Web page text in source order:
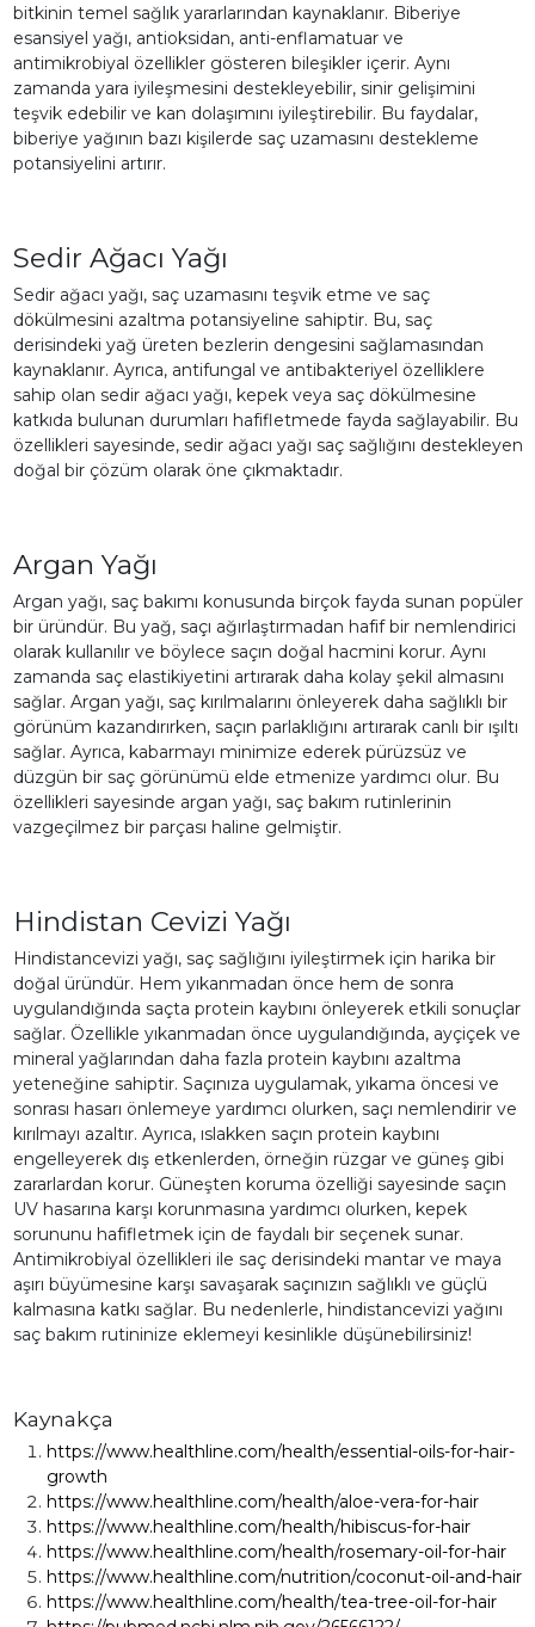
bitkinin temel sağlık yararlarından kaynaklanır. Biberiye
esansiyel yağı, antioksidan, anti-enflamatuar ve
antimikrobiyal özellikler gösteren bileşikler içerir. Aynı
zamanda yara iyileşmesini destekleyebilir, sinir gelişimini
teşvik edebilir ve kan dolaşımını iyileştirebilir. Bu faydalar,
biberiye yağının bazı kişilerde saç uzamasını destekleme
potansiyelini artırır.
Sedir Ağacı Yağı
Sedir ağacı yağı, saç uzamasını teşvik etme ve saç
dökülmesini azaltma potansiyeline sahiptir. Bu, saç
derisindeki yağ üreten bezlerin dengesini sağlamasından
kaynaklanır. Ayrıca, antifungal ve antibakteriyel özelliklere
sahip olan sedir ağacı yağı, kepek veya saç dökülmesine
katkıda bulunan durumları hafifletmede fayda sağlayabilir. Bu
özellikleri sayesinde, sedir ağacı yağı saç sağlığını destekleyen
doğal bir çözüm olarak öne çıkmaktadır.
Argan Yağı
Argan yağı, saç bakımı konusunda birçok fayda sunan popüler
bir üründür. Bu yağ, saçı ağırlaştırmadan hafif bir nemlendirici
olarak kullanılır ve böylece saçın doğal hacmini korur. Aynı
zamanda saç elastikiyetini artırarak daha kolay şekil almasını
sağlar. Argan yağı, saç kırılmalarını önleyerek daha sağlıklı bir
görünüm kazandırırken, saçın parlaklığını artırarak canlı bir ışıltı
sağlar. Ayrıca, kabarmayı minimize ederek pürüzsüz ve
düzgün bir saç görünümü elde etmenize yardımcı olur. Bu
özellikleri sayesinde argan yağı, saç bakım rutinlerinin
vazgeçilmez bir parçası haline gelmiştir.
Hindistan Cevizi Yağı
Hindistancevizi yağı, saç sağlığını iyileştirmek için harika bir
doğal üründür. Hem yıkanmadan önce hem de sonra
uygulandığında saçta protein kaybını önleyerek etkili sonuçlar
sağlar. Özellikle yıkanmadan önce uygulandığında, ayçiçek ve
mineral yağlarından daha fazla protein kaybını azaltma
yeteneğine sahiptir. Saçınıza uygulamak, yıkama öncesi ve
sonrası hasarı önlemeye yardımcı olurken, saçı nemlendirir ve
kırılmayı azaltır. Ayrıca, ıslakken saçın protein kaybını
engelleyerek dış etkenlerden, örneğin rüzgar ve güneş gibi
zararlardan korur. Güneşten koruma özelliği sayesinde saçın
UV hasarına karşı korunmasına yardımcı olurken, kepek
sorununu hafifletmek için de faydalı bir seçenek sunar.
Antimikrobiyal özellikleri ile saç derisindeki mantar ve maya
aşırı büyümesine karşı savaşarak saçınızın sağlıklı ve güçlü
kalmasına katkı sağlar. Bu nedenlerle, hindistancevizi yağını
saç bakım rutininize eklemeyi kesinlikle düşünebilirsiniz!
Kaynakça
https://www.healthline.com/health/essential-oils-for-hair-
growth
https://www.healthline.com/health/aloe-vera-for-hair
https://www.healthline.com/health/hibiscus-for-hair
https://www.healthline.com/health/rosemary-oil-for-hair
https://www.healthline.com/nutrition/coconut-oil-and-hair
https://www.healthline.com/health/tea-tree-oil-for-hair